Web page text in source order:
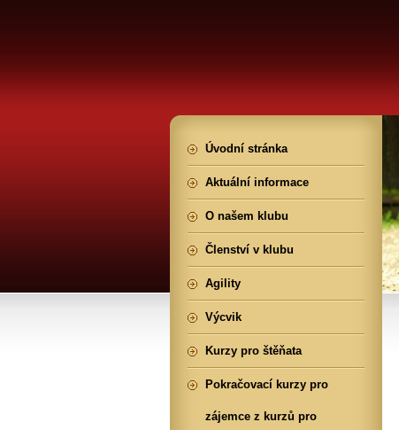
Úvodní stránka
Aktuální informace
O našem klubu
Členství v klubu
Agility
Výcvik
Kurzy pro štěňata
Pokračovací kurzy pro
zájemce z kurzů pro